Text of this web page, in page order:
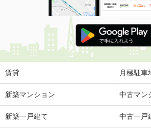
賃貸 月極駐車
新築マンション 中古マン
新築一戸建て 中古一戸